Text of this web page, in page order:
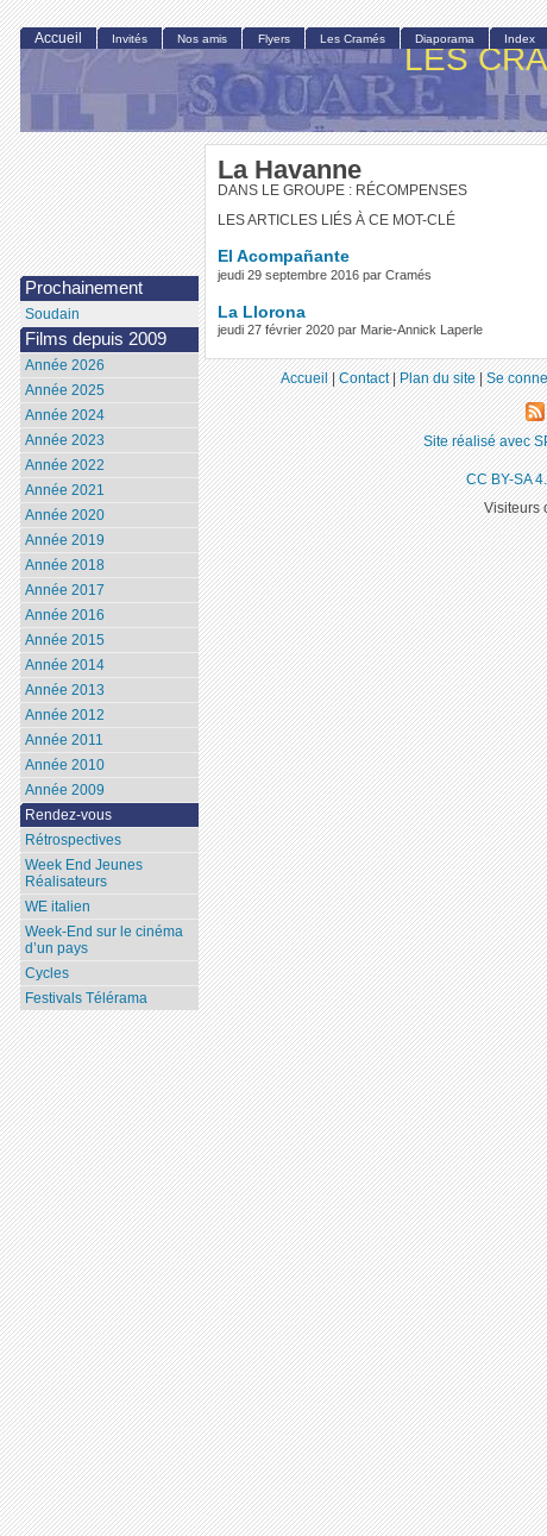
LES
La Havanne
DANS LE GROUPE : RÉCOMPENSES
LES ARTICLES LIÉS À CE MOT-CLÉ
El Acompañante
jeudi 29 septembre 2016 par Cramés
La Llorona
jeudi 27 février 2020 par Marie-Annick Laperle
Accueil Invités Nos amis Flyers Les Cramés Diaporama Index
Prochainement
Soudain
Films depuis 2009
Année 2026
Année 2025
Année 2024
Année 2023
Année 2022
Année 2021
Année 2020
Année 2019
Année 2018
Année 2017
Année 2016
Année 2015
Année 2014
Année 2013
Année 2012
Année 2011
Année 2010
Année 2009
Rendez-vous
Rétrospectives
Week End Jeunes
Réalisateurs
WE italien
Week-End sur le cinéma
d’un pays
Cycles
Festivals Télérama
Accueil|Contact|Plan du site|Se
Site réalisé avec
CC BY-SA
Visiteurs